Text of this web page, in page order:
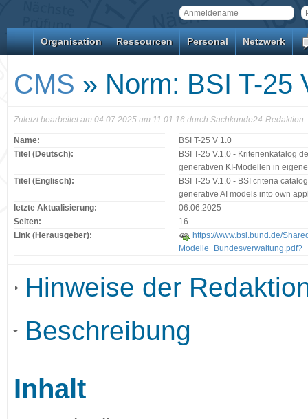
Organisation Ressourcen Personal Netzwerk
CMS » Norm: BSI T-25
Zuletzt bearbeitet am 04.07.2025 um 11:01:16 durch Sachkunde24-Redaktion.
Name:
BSI T-25 V 1.0
Titel (Deutsch):
BSI T-25 V.1.0 - Kriterienkatalog
generativen KI-Modellen in
Titel (Englisch):
BSI T-25 V.1.0 - BSI criteria
generative AI models into own
letzte Aktualisierung:
06.06.2025
Seiten:
16
Link (Herausgeber):
https://www.bsi.bund.de/
Hinweise der
Beschreibung
Inhalt